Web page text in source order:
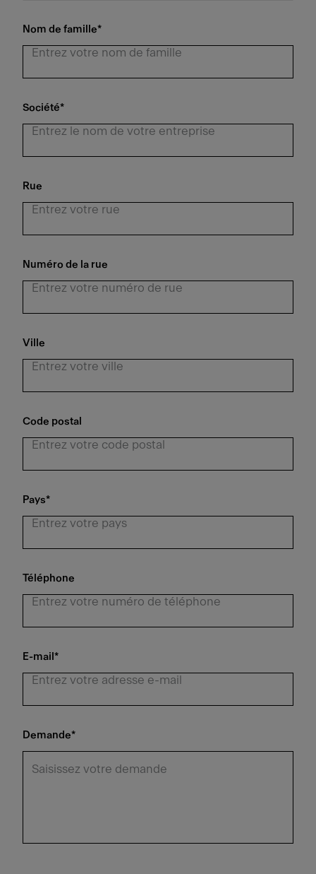
Nom de famille*
Société*
Rue
Numéro de la rue
Ville
Code postal
Pays*
Téléphone
E-mail *
Demande*